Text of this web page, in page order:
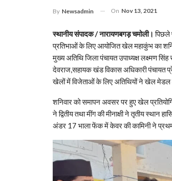
By Newsadmin On Nov 13, 2021
स्थानीय संपादक / नारायणबगड़ चमोली। पिछले
प्रतिभाओं के लिए आयोजित खेल महाकुंभ का
मुख्य अतिथि जिला पंचायत उपाध्यक्ष लक्ष्मण
देवराज,सहायक खंड विकास अधिकारी पंचायत
खेलों में विजेताओं के लिए अतिथियों ने खेल मेडल
शनिवार को समापन अवसर पर हुए खेल
ने द्वितीय तथा मींग की मीनाक्षी ने तृतीय
अंडर 17 भाला फेंक में केवर की कामिनी ने